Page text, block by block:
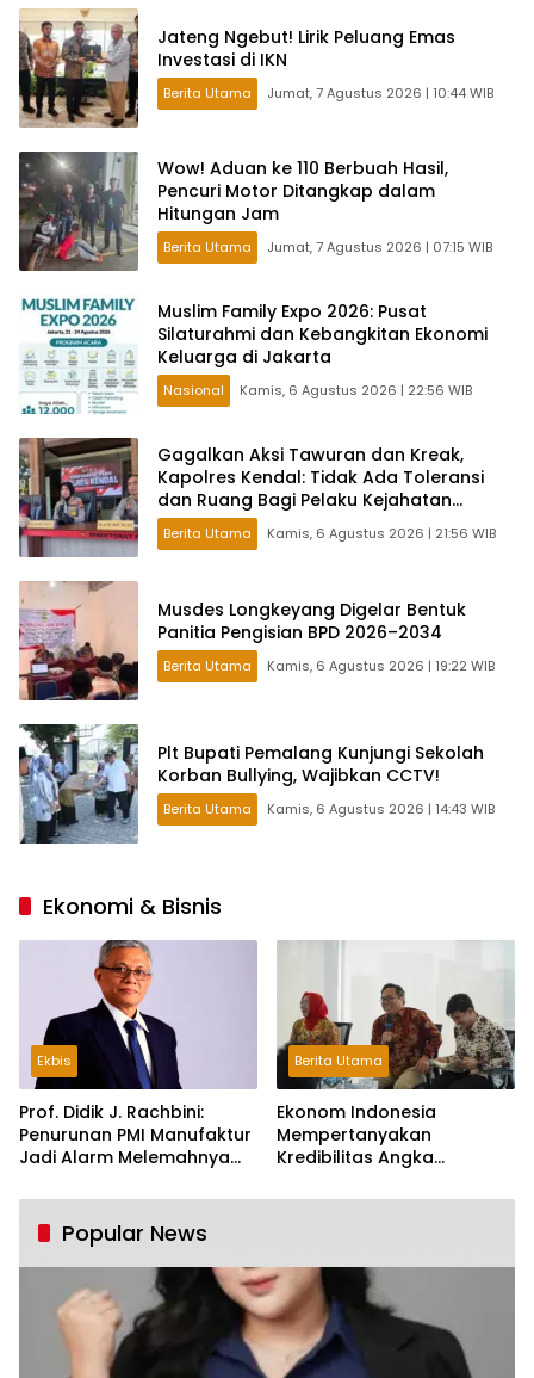
Jateng Ngebut! Lirik Peluang Emas
Investasi di IKN
Berita Utama Jumat, 7 Agustus 2026 | 10:44 WIB
Wow! Aduan ke 110 Berbuah Hasil,
Pencuri Motor Ditangkap dalam
Hitungan Jam
Berita Utama Jumat, 7 Agustus 2026 | 07:15 WIB
Muslim Family Expo 2026: Pusat
Silaturahmi dan Kebangkitan Ekonomi
Keluarga di Jakarta
Nasional Kamis, 6 Agustus 2026 | 22:56 WIB
Gagalkan Aksi Tawuran dan Kreak,
Kapolres Kendal: Tidak Ada Toleransi
dan Ruang Bagi Pelaku Kejahatan
Jalanan
Berita Utama Kamis, 6 Agustus 2026 | 21:56 WIB
Musdes Longkeyang Digelar Bentuk
Panitia Pengisian BPD 2026–2034
Berita Utama Kamis, 6 Agustus 2026 | 19:22 WIB
Plt Bupati Pemalang Kunjungi Sekolah
Korban Bullying, Wajibkan CCTV!
Berita Utama Kamis, 6 Agustus 2026 | 14:43 WIB
Ekonomi & Bisnis
Ekbis
Prof. Didik J. Rachbini:
Penurunan PMI Manufaktur
Jadi Alarm Melemahnya
Berita Utama
Ekonom Indonesia
Mempertanyakan
Kredibilitas Angka
Tumbuh Tapi Rapuh
Popular News